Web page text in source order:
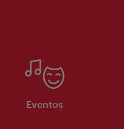
Eventos